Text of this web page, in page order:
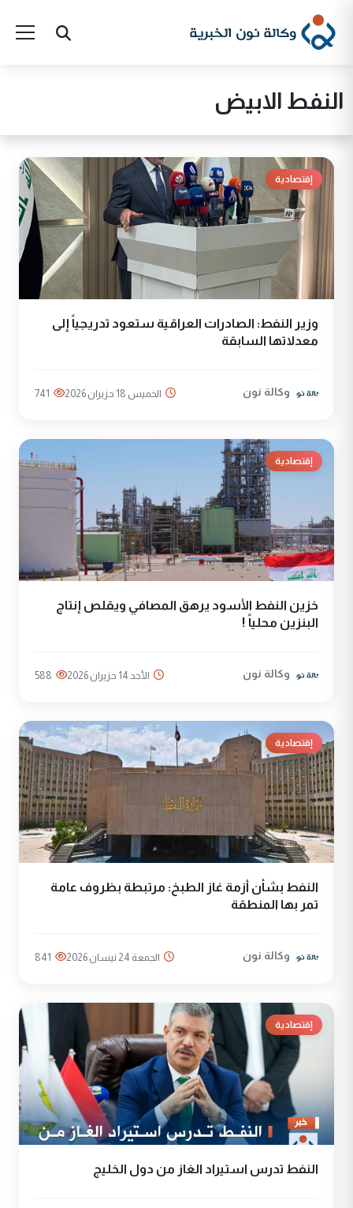
النفط الابيض
إقتصادية
وزير النفط: الصادرات العراقية ستعود تدريجياً إلى
معدلاتها السابقة
وكالة نون الخميس 18 حزيران 2026 741
إقتصادية
خزين النفط الأسود يرهق المصافي ويقلص إنتاج
البنزين محلياً !
وكالة نون الأحد 14 حزيران 2026 588
إقتصادية
النفط بشأن أزمة غاز الطبخ: مرتبطة بظروف عامة
تمر بها المنطقة
وكالة نون الجمعة 24 نيسان 2026 841
إقتصادية
‏النفط تدرس استيراد الغاز من دول الخليج